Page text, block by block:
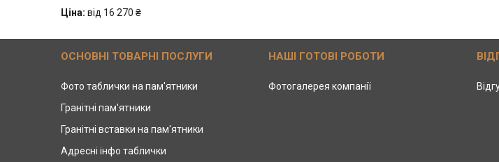
Ціна: від 16 270 ₴
ОСНОВНІ ТОВАРНІ ПОСЛУГИ
Фото таблички на пам'ятники
Гранітні пам'ятники
Гранітні вставки на пам'ятники
Адресні інфо таблички
НАШІ ГОТОВІ РОБОТИ
Фотогалерея компанії